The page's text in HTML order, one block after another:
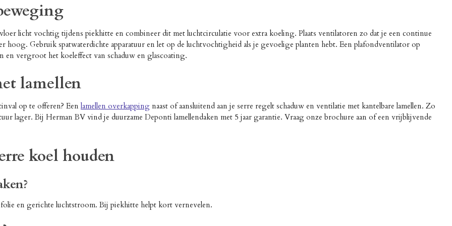
licht vochtig tijdens piekhitte en combineer dit met luchtcirculatie voor extra koeling. Plaats ventilatoren zo dat je een continue
hoog. Gebruik spatwaterdichte apparatuur en let op de luchtvochtigheid als je gevoelige planten hebt. Een plafondventilator op
en vergroot het koeleffect van schaduw en glascoating.
lamellen
op te offeren? Een lamellen overkapping naast of aansluitend aan je serre regelt schaduw en ventilatie met kantelbare lamellen. Zo
lager. Bij Herman BV vind je duurzame Deponti lamellendaken met 5 jaar garantie. Vraag onze brochure aan of een vrijblijvende
koel houden
en gerichte luchtstroom. Bij piekhitte helpt kort vernevelen.